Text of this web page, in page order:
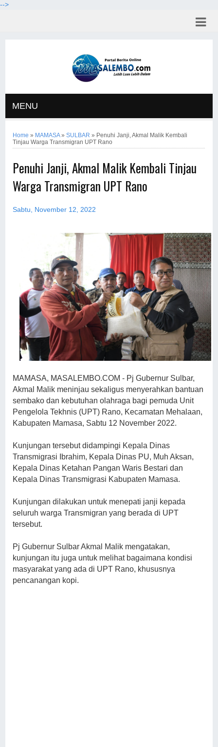
-->
MENU
Home » MAMASA»SULBAR » Penuhi Janji, Akmal Malik Kembali
Tinjau Warga Transmigran UPT Rano
Penuhi Janji, Akmal Malik Kembali Tinjau
Warga Transmigran UPT Rano
Sabtu, November 12, 2022
MAMASA, MASALEMBO.COM - Pj Gubernur Sulbar,
Akmal Malik meninjau sekaligus menyerahkan bantuan
sembako dan kebutuhan olahraga bagi pemuda Unit
Pengelola Tekhnis (UPT) Rano, Kecamatan Mehalaan,
Kabupaten Mamasa, Sabtu 12 November 2022.
Kunjungan tersebut didampingi Kepala Dinas
Transmigrasi Ibrahim, Kepala Dinas PU, Muh Aksan,
Kepala Dinas Ketahan Pangan Waris Bestari dan
Kepala Dinas Transmigrasi Kabupaten Mamasa.
Kunjungan dilakukan untuk menepati janji kepada
seluruh warga Transmigran yang berada di UPT
tersebut.
Pj Gubernur Sulbar Akmal Malik mengatakan,
kunjungan itu juga untuk melihat bagaimana kondisi
masyarakat yang ada di UPT Rano, khususnya
pencanangan kopi.